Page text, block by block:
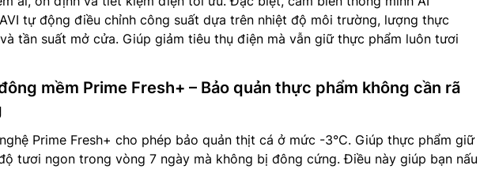
tự động điều chỉnh công suất dựa trên nhiệt độ môi trường, lượng thực
tần suất mở cửa. Giúp giảm tiêu thụ điện mà vẫn giữ thực phẩm luôn tươi
mềm Prime Fresh+ – Bảo quản thực phẩm không cần rã
Prime Fresh+ cho phép bảo quản thịt cá ở mức -3°C. Giúp thực phẩm giữ
tươi ngon trong vòng 7 ngày mà không bị đông cứng. Điều này giúp bạn nấu